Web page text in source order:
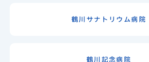
鶴川サナトリウム病院
鶴川記念病院